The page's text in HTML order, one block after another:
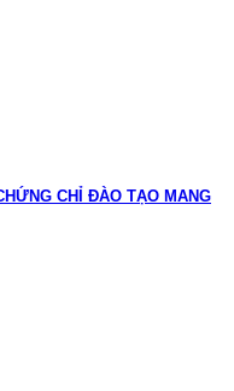
CHỈ ĐÀO TẠO MANG